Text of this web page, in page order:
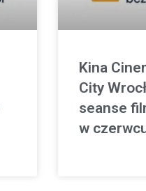
Kina
City
seanse
w